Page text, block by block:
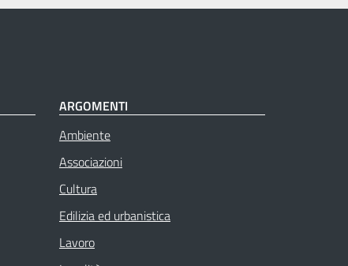
ARGOMENTI
Ambiente
Associazioni
Cultura
Edilizia ed urbanistica
Lavoro